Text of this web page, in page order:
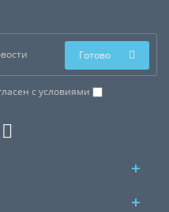
с условиями
Готово